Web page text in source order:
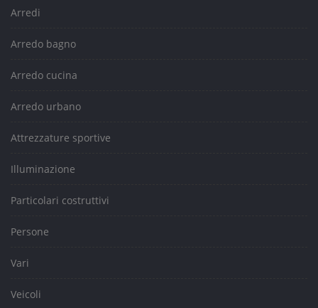
Arredi
Arredo bagno
Arredo cucina
Arredo urbano
Attrezzature sportive
Illuminazione
Particolari costruttivi
Persone
Vari
Veicoli